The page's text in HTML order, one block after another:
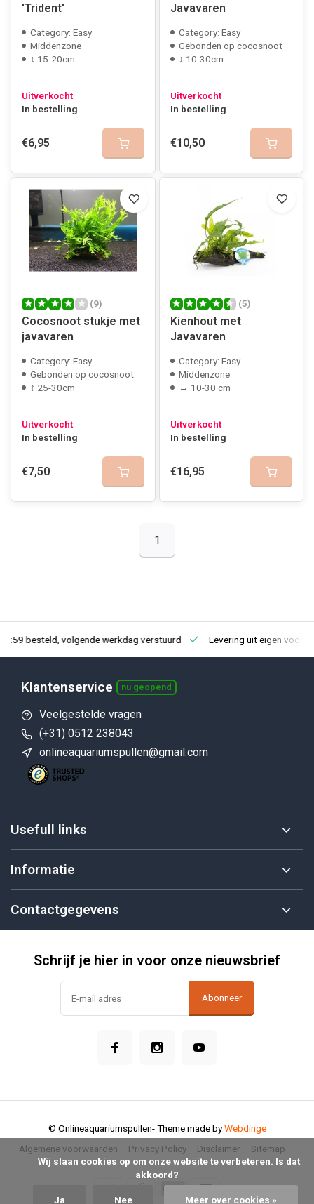
'Trident'
Category: Easy
Middenzone
↕ 15-20cm
Uitverkocht
In bestelling
€6,95
Javavaren
Category: Easy
Gebonden op cocosnoot
↕ 10-30cm
Uitverkocht
In bestelling
€10,50
(9)
Cocosnoot stukje met
javavaren
Category: Easy
Gebonden op cocosnoot
↕ 25-30cm
Uitverkocht
In bestelling
€7,50
(5)
Kienhout met
Javavaren
Category: Easy
Middenzone
↔ 10-30 cm
Uitverkocht
In bestelling
€16,95
1
besteld, volgende werkdag verstuurd Levering uit eigen
Klantenservice nu geopend
Veelgestelde vragen
(+31) 0512 238043
onlineaquariumspullen@gmail.com
Usefull links
Informatie
Contactgegevens
Schrijf je hier in voor onze nieuwsbrief
Abonneer
Algemene voorwaarden Privacy Policy Disclaimer Sitemap
© Onlineaquariumspullen- Theme made byWebdinge
akkoord?
Ja Nee Meer over cookies »